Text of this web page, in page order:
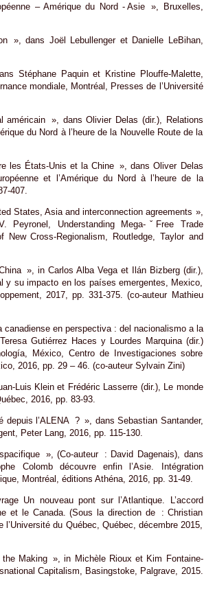
– Amérique du Nord - Asie », Bruxelles,
», dans Joël Lebullenger et Danielle LeBihan,
Stéphane Paquin et Kristine Plouffe-Malette,
mondiale, Montréal, Presses de l’Université
américain », dans Olivier Delas (dir.), Relations
du Nord à l’heure de la Nouvelle Route de la
les États-Unis et la Chine », dans Oliver Delas
et l’Amérique du Nord à l’heure de la
407.
States, Asia and interconnection agreements »,
Peyronel, Understanding Mega-ˇFree Trade
Cross-Regionalism, Routledge, Taylor and
», in Carlos Alba Vega et Ilán Bizberg (dir.),
su impacto en los países emergentes, Mexico,
2017, pp. 331-375. (co-auteur Mathieu
en perspectiva : del nacionalismo a la
Gutiérrez Haces y Lourdes Marquina (dir.)
México, Centro de Investigaciones sobre
2016, pp. 29 – 46. (co-auteur Sylvain Zini)
Luis Klein et Frédéric Lasserre (dir.), Le monde
2016, pp. 83-93.
depuis l’ALENA ? », dans Sebastian Santander,
Peter Lang, 2016, pp. 115-130.
», (Co-auteur : David Dagenais), dans
Colomb découvre enfin l’Asie. Intégration
Montréal, éditions Athéna, 2016, pp. 31-49.
Un nouveau pont sur l’Atlantique. L’accord
et le Canada. (Sous la direction de : Christian
du Québec, Québec, décembre 2015,
Making », in Michèle Rioux et Kim Fontaine-
Capitalism, Basingstoke, Palgrave, 2015.